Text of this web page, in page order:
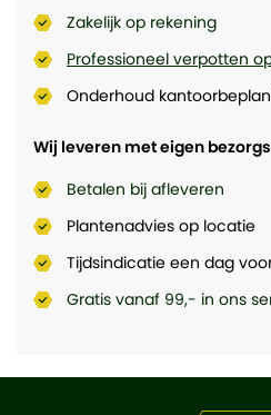
Zakelijk op rekening
Professioneel verpotten
Onderhoud
Wij leveren met eigen
Betalen bij afleveren
Plantenadvies op locatie
Tijdsindicatie een dag
Gratis vanaf 99,- in ons